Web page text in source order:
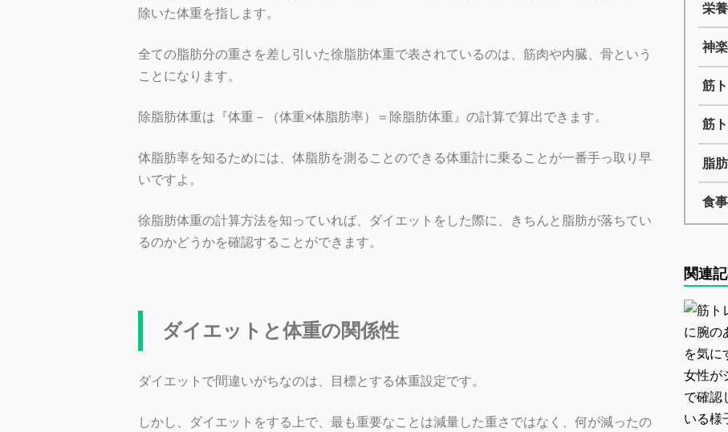
除いた体重を指します。
全ての脂肪分の重さを差し引いた徐脂肪体重で表されているのは、筋肉や内臓、骨という
ことになります。
除脂肪体重は『体重－（体重×体脂肪率）＝除脂肪体重』の計算で算出できます。
体脂肪率を知るためには、体脂肪を測ることのできる体重計に乗ることが一番手っ取り早
いですよ。
徐脂肪体重の計算方法を知っていれば、ダイエットをした際に、きちんと脂肪が落ちてい
るのかどうかを確認することができます。
ダイエットと体重の関係性
ダイエットで間違いがちなのは、目標とする体重設定です。
しかし、ダイエットをする上で、最も重要なことは減量した重さではなく、何が減ったの
栄
神
筋
筋
脂
食事
関連